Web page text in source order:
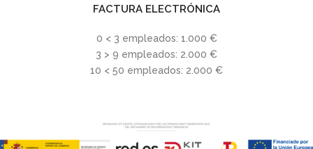
FACTURA ELECTRÓNICA
0 < 3 empleados: 1.000 €
3 > 9 empleados: 2.000 €
10 < 50 empleados: 2.000 €